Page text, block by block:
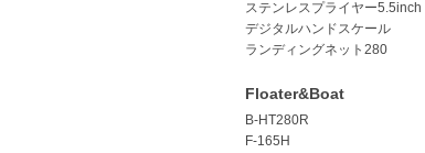
ステンレスプライヤー5.5inch
デジタルハンドスケール
ランディングネット280
Floater&Boat
B-HT280R
F-165H